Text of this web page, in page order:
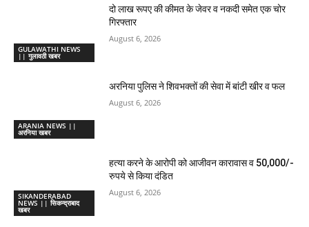
GULAWATHI NEWS
|| गुलावठी खबर
दो लाख रूपए की कीमत के जेवर व नकदी समेत एक चोर
गिरफ्तार
August 6, 2026
ARANIA NEWS ||
अरनिया खबर
अरनिया पुलिस ने शिवभक्तों की सेवा में बांटी खीर व फल
August 6, 2026
SIKANDERABAD
NEWS || सिकन्द्राबाद
खबर
हत्या करने के आरोपी को आजीवन कारावास व 50,000/-
रुपये से किया दंडित
August 6, 2026